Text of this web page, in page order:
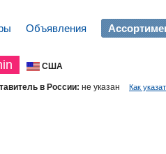
Объявления
США
в России: не указан Как